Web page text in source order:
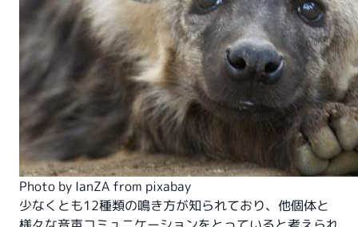
Photo by IanZA from pixabay
少なくとも12種類の鳴き方が知られており、他個体と